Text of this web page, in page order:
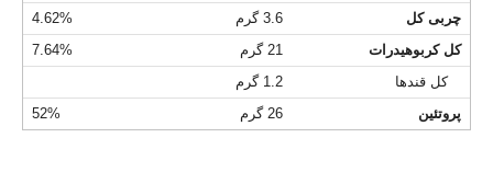
چربی کل 3.6 گرم
4.62%
کل کربوهیدرات
21 گرم
7.64%
کل قندها
1.2 گرم
پروتئین
26 گرم 52%